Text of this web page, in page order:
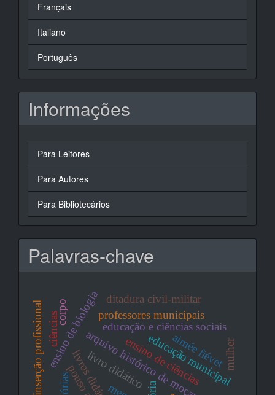
Français
Italiano
Português
Informações
Para Leitores
Para Autores
Para Bibliotecários
Palavras-chave
arquivo histórico de moçambique
ensino de ciências
ensino de biologia educação e ciências sociais
educação municipal
professores municipais
livro didático
ditadura civil-militar
aimée fiévetmulher
ciências
inserção profissional corpo